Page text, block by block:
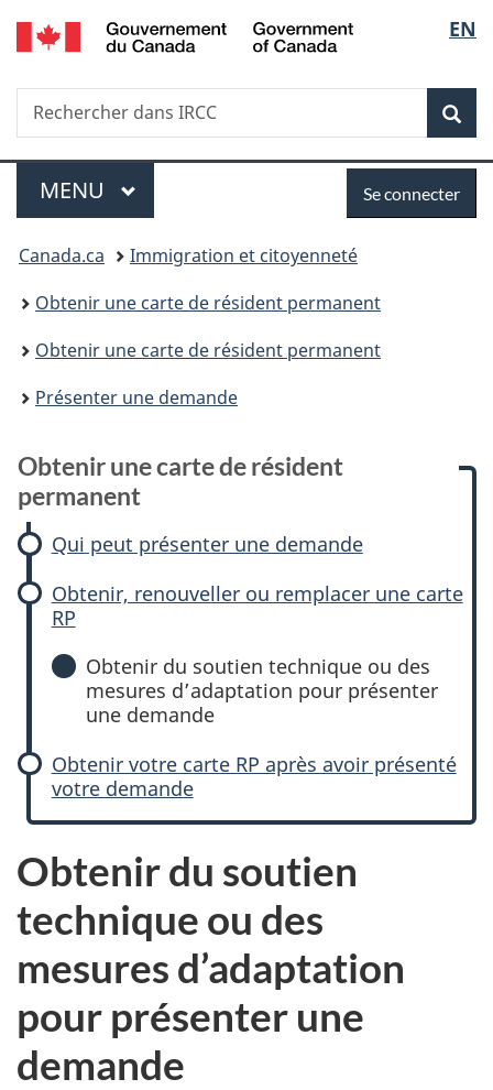
Passer
au
Passer
à
carte
Passer
à
du
Passer
à
simplifiée
de
la
EN
Recherche
Rechercher
dans
Menu
MENU PRINCIPAL
connecter
Se connecter
Vous
êtes
ici :
Canada.ca
Immigration et citoyenneté
Obtenir une carte de résident permanent
Obtenir une carte de résident permanent
Présenter une demande
Obtenir une carte de résident
permanent
Qui peut présenter une demande
Obtenir, renouveller ou remplacer une carte
RP
Obtenir du soutien technique ou des
mesures d’adaptation pour présenter
une demande
Obtenir votre carte RP après avoir présenté
votre demande
Obtenir du soutien
technique ou des
mesures d’adaptation
pour présenter une
demande